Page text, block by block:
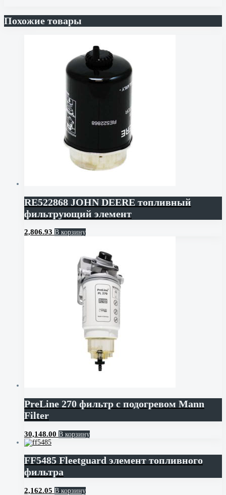
Похожие товары
RE522868 JOHN DEERE топливный
фильтрующий элемент
2,806.93 В корзину
PreLine 270 фильтр с подогревом Mann
Filter
30,148.00 В корзину
FF5485 Fleetguard элемент топливного
фильтра
2,162.05 В корзину